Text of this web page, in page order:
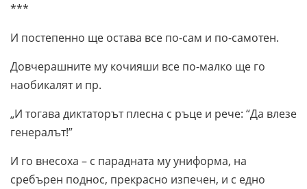
***
И постепенно ще остава все по-сам и по-самотен.
Довчерашните му кочияши все по-малко ще го
наобикалят и пр.
„И тогава диктаторът плесна с ръце и рече: “Да влезе
генералът!”
И го внесоха – с парадната му униформа, на
сребърен поднос, прекрасно изпечен, и с едно